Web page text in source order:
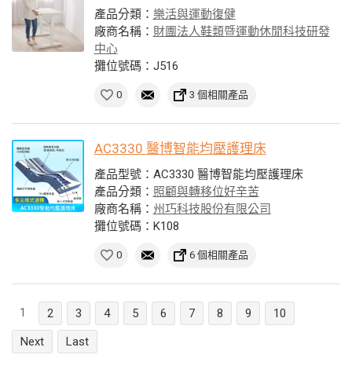
產品分類： 樂活與運動復健
廠商名稱： 財團法人鞋類暨運動休閒科技研發
中心
攤位號碼：J516
0 3 個相關產品
AC3330 醫博智能均壓護理床
產品型號：AC3330 醫博智能均壓護理床
產品分類： 照顧與轉移位好辛苦
廠商名稱： 州巧科技股份有限公司
攤位號碼：K108
0 6 個相關產品
1 2 3 4 5 6 7 8 9
10
Next
Last